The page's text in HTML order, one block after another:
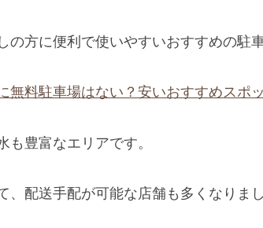
の方に便利で使いやすいおすすめの駐
無料駐車場はない？安いおすすめスポ
も豊富なエリアです。
、配送手配が可能な店舗も多くなりまし